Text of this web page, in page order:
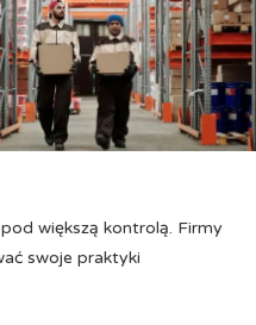
większą kontrolą. Firmy
swoje praktyki